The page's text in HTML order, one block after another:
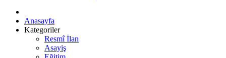
Anasayfa
Kategoriler
Resmî İlan
Asayiş